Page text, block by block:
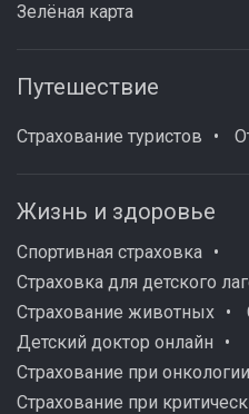
Зелёная карта
Путешествие
Страхование туристов
Жизнь и здоровье
Спортивная страховка
Страховка для детского
Страхование животных
Детский доктор онлайн
Страхование при онкологии
Страхование при